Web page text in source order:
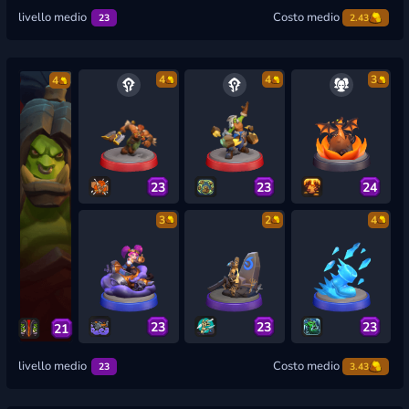
livello medio 23 Costo medio 2.43
4
21
4
23
4
23
3
24
3
23
2
23
4
23
livello medio 23 Costo medio 3.43